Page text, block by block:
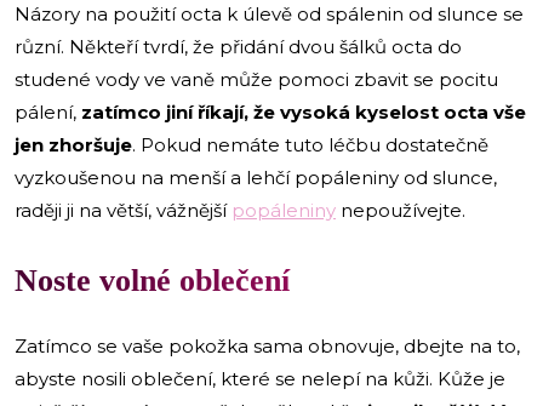
Názory na použití octa k úlevě od spálenin od slunce se
různí. Někteří tvrdí, že přidání dvou šálků octa do
studené vody ve vaně může pomoci zbavit se pocitu
pálení, zatímco jiní říkají, že vysoká kyselost octa vše
jen zhoršuje. Pokud nemáte tuto léčbu dostatečně
vyzkoušenou na menší a lehčí popáleniny od slunce,
raději ji na větší, vážnější popáleniny nepoužívejte.
Noste volné oblečení
Zatímco se vaše pokožka sama obnovuje, dbejte na to,
abyste nosili oblečení, které se nelepí na kůži. Kůže je